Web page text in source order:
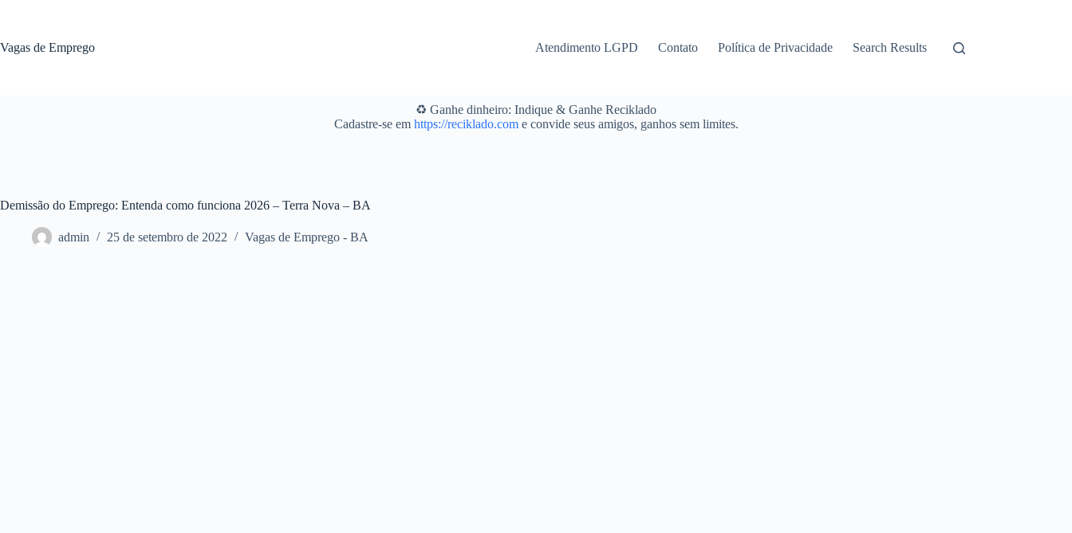
conteúdo
Vagas de Emprego Atendimento LGPD Contato Política de Privacidade Search Results
♻️ Ganhe dinheiro: Indique & Ganhe Reciklado
Cadastre-se em https://reciklado.come convide seus amigos, ganhos sem limites.
Demissão do Emprego: Entenda como funciona 2026 – Terra Nova – BA
admin 25 de setembro de 2022 Vagas de Emprego - BA